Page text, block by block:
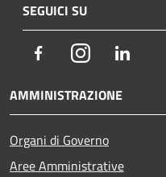
SEGUICI SU
FacebookInstagram
AMMINISTRAZIONE
Organi di Governo
Aree Amministrative